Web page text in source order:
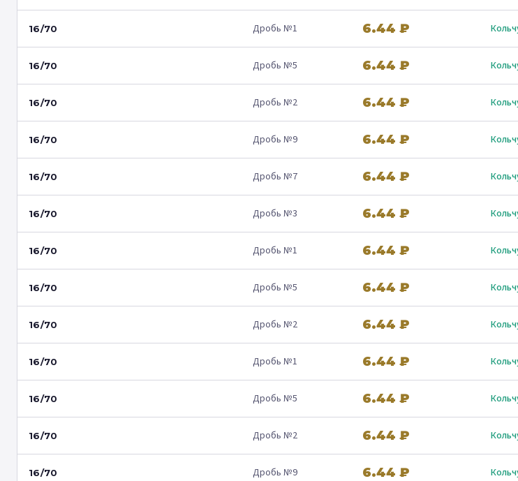
16/70 Дробь №1 6.44 ₽
16/70 Дробь №5 6.44 ₽
16/70 Дробь №2 6.44 ₽
16/70 Дробь №9 6.44 ₽
16/70 Дробь №7 6.44 ₽
16/70 Дробь №3 6.44 ₽
16/70 Дробь №1 6.44 ₽
16/70 Дробь №5 6.44 ₽
16/70 Дробь №2 6.44 ₽
16/70 Дробь №1 6.44 ₽
16/70 Дробь №5 6.44 ₽
16/70 Дробь №2 6.44 ₽
16/70 Дробь №9 6.44 ₽